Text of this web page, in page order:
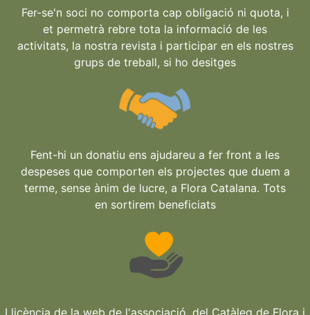
Fer-se'n soci no comporta cap obligació ni quota, i
et permetrà rebre tota la informació de les
activitats, la nostra revista i participar en els nostres
grups de treball, si ho desitges
Fent-hi un donatiu ens ajudareu a fer front a les
despeses que comporten els projectes que duem a
terme, sense ànim de lucre, a Flora Catalana. Tots
en sortirem beneficiats
Llicència de la web de l'associació, del Catàleg de Flora i